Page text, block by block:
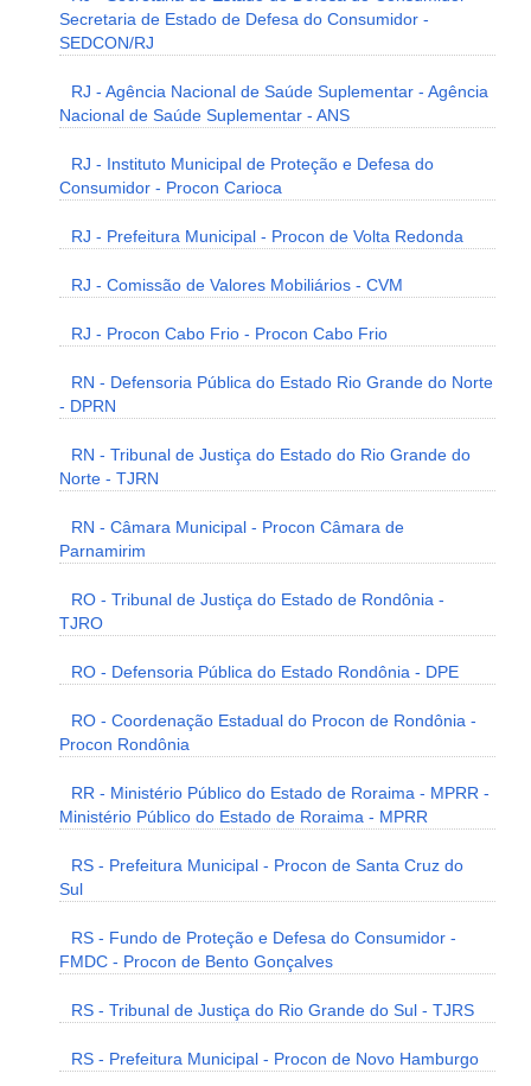
Secretaria de Estado de Defesa do Consumidor -
SEDCON/RJ
RJ - Agência Nacional de Saúde Suplementar - Agência
Nacional de Saúde Suplementar - ANS
RJ - Instituto Municipal de Proteção e Defesa do
Consumidor - Procon Carioca
RJ - Prefeitura Municipal - Procon de Volta Redonda
RJ - Comissão de Valores Mobiliários - CVM
RJ - Procon Cabo Frio - Procon Cabo Frio
RN - Defensoria Pública do Estado Rio Grande do Norte
- DPRN
RN - Tribunal de Justiça do Estado do Rio Grande do
Norte - TJRN
RN - Câmara Municipal - Procon Câmara de
Parnamirim
RO - Tribunal de Justiça do Estado de Rondônia -
TJRO
RO - Defensoria Pública do Estado Rondônia - DPE
RO - Coordenação Estadual do Procon de Rondônia -
Procon Rondônia
RR - Ministério Público do Estado de Roraima - MPRR -
Ministério Público do Estado de Roraima - MPRR
RS - Prefeitura Municipal - Procon de Santa Cruz do
Sul
RS - Fundo de Proteção e Defesa do Consumidor -
FMDC - Procon de Bento Gonçalves
RS - Tribunal de Justiça do Rio Grande do Sul - TJRS
RS - Prefeitura Municipal - Procon de Novo Hamburgo